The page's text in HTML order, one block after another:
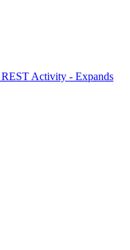
REST Activity - Expands